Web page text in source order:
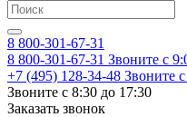
8 800-301-67-31
8 800-301-67-31 Звоните с
+7 (495) 128-34-48 Звоните
Звоните с 8:30 до 17:30
Заказать звонок